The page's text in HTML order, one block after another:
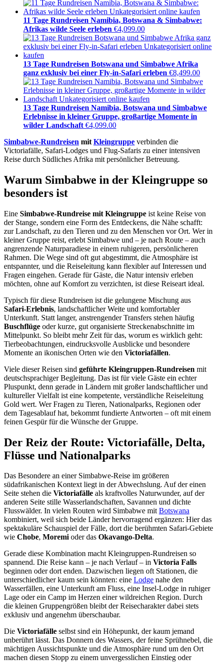
11 Tage Rundreisen Namibia, Botswana & Simbabwe:
Afrikas wilde Seele erleben €4,099.00
13 Tage Rundreisen Botswana und Simbabwe Afrika
ganz exklusiv bei einer Fly-in-Safari erleben €8,499.00
13 Tage Rundreisen Namibia, Botswana und Simbabwe
Erlebnisse in kleiner Gruppe, großartige Momente in
wilder Landschaft €4,099.00
Simbabwe-Rundreisen mit Kleingruppe verbinden die
Victoriafälle, Safari-Lodges und Flug-Safaris zu einer intensiven
Reise durch Südliches Afrika mit persönlicher Betreuung.
Warum Simbabwe in der Kleingruppe so
besonders ist
Eine Simbabwe-Rundreise mit Kleingruppe ist keine Reise von
der Stange, sondern eine Form des Entdeckens, die Nähe schafft:
zur Landschaft, zu den Tieren und zu den Menschen vor Ort. Wer in
kleiner Gruppe reist, erlebt Simbabwe und – je nach Route – auch
angrenzende Naturparadiese in einem ruhigeren, persönlicheren
Rahmen. Die Wege sind oft gut abgestimmt, die Atmosphäre ist
entspannter, und die Reiseleitung kann flexibler auf Interessen und
Fragen eingehen. Gerade für Gäste, die Natur intensiv erleben
möchten, ohne auf Komfort zu verzichten, ist diese Reiseart ideal.
Typisch für diese Rundreisen ist die gelungene Mischung aus
Safari-Erlebnis, landschaftlicher Weite und komfortabler
Unterkunft. Statt langer, anstrengender Transfers stehen häufig
Buschflüge oder kurze, gut organisierte Streckenabschnitte im
Mittelpunkt. So bleibt mehr Zeit für das, worum es wirklich geht:
Tierbeobachtungen, eindrucksvolle Ausblicke und besondere
Momente an ikonischen Orten wie den Victoriafällen.
Viele dieser Reisen sind geführte Kleingruppen-Rundreisen mit
deutschsprachiger Begleitung. Das ist für viele Gäste ein echter
Pluspunkt, denn gerade in Ländern mit großer landschaftlicher und
kultureller Vielfalt ist eine kompetente, verständliche Reiseleitung
Gold wert. Wer Fragen zu Tieren, Nationalparks, Regionen oder
dem Tagesablauf hat, bekommt fundierte Antworten – oft mit einem
feinen Gespür für die Wünsche der Gruppe.
Der Reiz der Route: Victoriafälle, Delta,
Flüsse und Nationalparks
Das Besondere an einer Simbabwe-Reise im größeren
südafrikanischen Kontext liegt in der Abwechslung. Auf der einen
Seite stehen die Victoriafälle als kraftvolles Naturwunder, auf der
anderen Seite stille Wasserlandschaften, Savannen und dichte
Flusswälder. In vielen Routen wird Simbabwe mitBotswana
kombiniert, weil sich beide Länder hervorragend ergänzen: Hier das
spektakuläre Schauspiel der Fälle, dort die berühmten Safari-Gebiete
wie Chobe, Moremioder das Okavango-Delta.
Gerade diese Kombination macht Kleingruppen-Rundreisen so
spannend. Die Reise kann – je nach Verlauf – in Victoria Falls
beginnen oder dort enden. Dazwischen liegen oft Stationen, die
unterschiedlicher kaum sein könnten: eine Lodge nahe den
Wasserfällen, eine Unterkunft am Fluss, eine Insel-Lodge in ruhiger
Lage oder ein Camp im Herzen einer wildreichen Region. Durch
die kleinen Gruppengrößen bleibt der Reisecharakter dabei stets
exklusiv und angenehm überschaubar.
Die Victoriafälle selbst sind ein Höhepunkt, der kaum jemand
unberührt lässt. Das Donnern des Wassers, der feine Sprühnebel, die
mächtigen Aussichtspunkte und die Atmosphäre rund um den Ort
machen diesen Stopp zu einem unvergesslichen Einstieg oder